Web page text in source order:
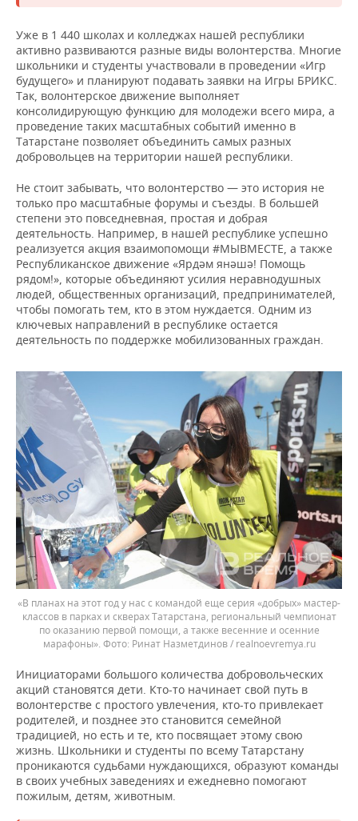
Уже в 1 440 школах и колледжах нашей республики
активно развиваются разные виды волонтерства. Многие
школьники и студенты участвовали в проведении «Игр
будущего» и планируют подавать заявки на Игры БРИКС.
Так, волонтерское движение выполняет
консолидирующую функцию для молодежи всего мира, а
проведение таких масштабных событий именно в
Татарстане позволяет объединить самых разных
добровольцев на территории нашей республики.
Не стоит забывать, что волонтерство — это история не
только про масштабные форумы и съезды. В большей
степени это повседневная, простая и добрая
деятельность. Например, в нашей республике успешно
реализуется акция взаимопомощи #МЫВМЕСТЕ, а также
Республиканское движение «Ярдәм янәшә! Помощь
рядом!», которые объединяют усилия неравнодушных
людей, общественных организаций, предпринимателей,
чтобы помогать тем, кто в этом нуждается. Одним из
ключевых направлений в республике остается
деятельность по поддержке мобилизованных граждан.
«В планах на этот год у нас с командой еще серия «добрых» мастер-
классов в парках и скверах Татарстана, региональный чемпионат
по оказанию первой помощи, а также весенние и осенние
марафоны».
Ринат Назметдинов / realnoevremya.ru
Инициаторами большого количества добровольческих
акций становятся дети. Кто-то начинает свой путь в
волонтерстве с простого увлечения, кто-то привлекает
родителей, и позднее это становится семейной
традицией, но есть и те, кто посвящает этому свою
жизнь. Школьники и студенты по всему Татарстану
проникаются судьбами нуждающихся, образуют команды
в своих учебных заведениях и ежедневно помогают
пожилым, детям, животным.